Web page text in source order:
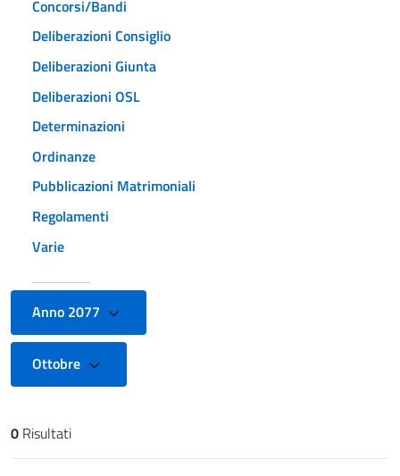
Concorsi/Bandi
Deliberazioni Consiglio
Deliberazioni Giunta
Deliberazioni OSL
Determinazioni
Ordinanze
Pubblicazioni Matrimoniali
Regolamenti
Varie
Anno 2077
Ottobre
Risultati di ricerca
0 Risultati